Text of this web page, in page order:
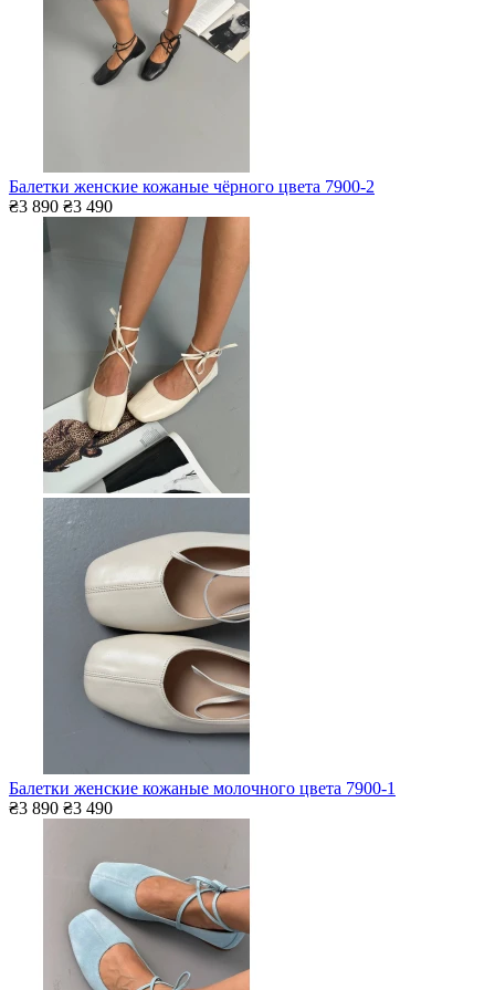
Балетки женские кожаные чёрного цвета 7900-2
₴3 890 ₴3 490
Балетки женские кожаные молочного цвета 7900-1
₴3 890 ₴3 490